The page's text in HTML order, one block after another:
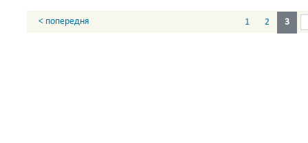
< попередня 1 2 3